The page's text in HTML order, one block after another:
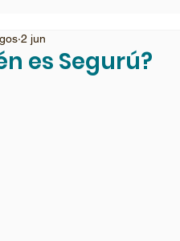
es Segurú?
2 jun